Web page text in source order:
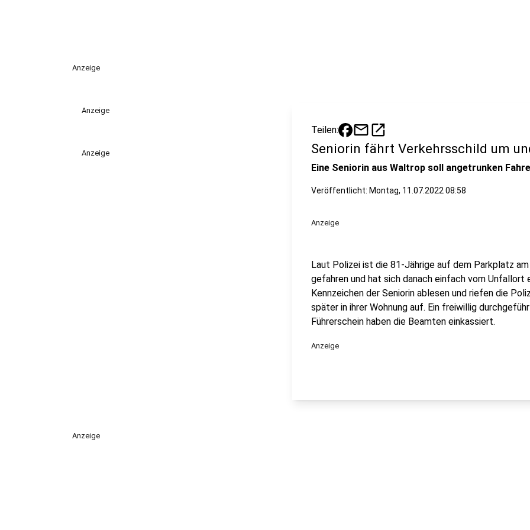
Anzeige
Anzeige
Anzeige
Teilen: mailopen_in_new
Seniorin fährt Verkehrsschild um
Eine Seniorin aus Waltrop soll angetrunken
Veröffentlicht: Montag, 11.07.2022 08:58
Anzeige
Laut Polizei ist die 81-Jährige auf dem Parkplatz
gefahren und hat sich danach einfach vom
Kennzeichen der Seniorin ablesen und riefen die
später in ihrer Wohnung auf. Ein freiwillig
Führerschein haben die Beamten einkassiert.
Anzeige
Anzeige